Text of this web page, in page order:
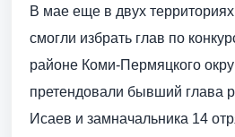
В мае еще в двух
смогли избрать глав по
районе Коми-Пермяцкого
претендовали бывший глава
Исаев и замначальника 14